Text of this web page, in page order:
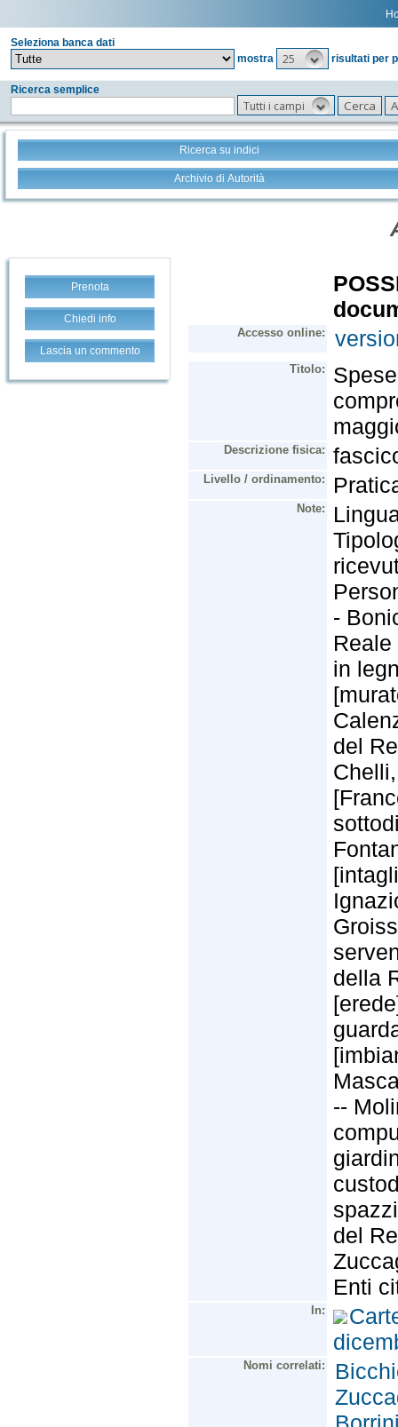
Seleziona banca dati
mostra
25 risultati per
Ricerca semplice
Tutti i campi
Ricerca su indici
Archivio di Autorità
Prenota
Chiedi info
Lascia un commento